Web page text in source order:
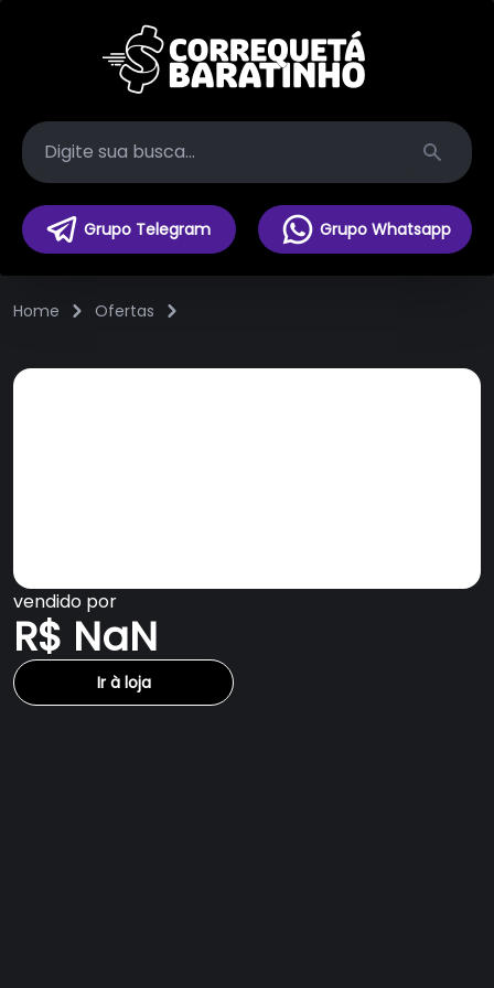
Search
Grupo Telegram Grupo Whatsapp
Home Ofertas
vendido por
R$ NaN
Ir à loja